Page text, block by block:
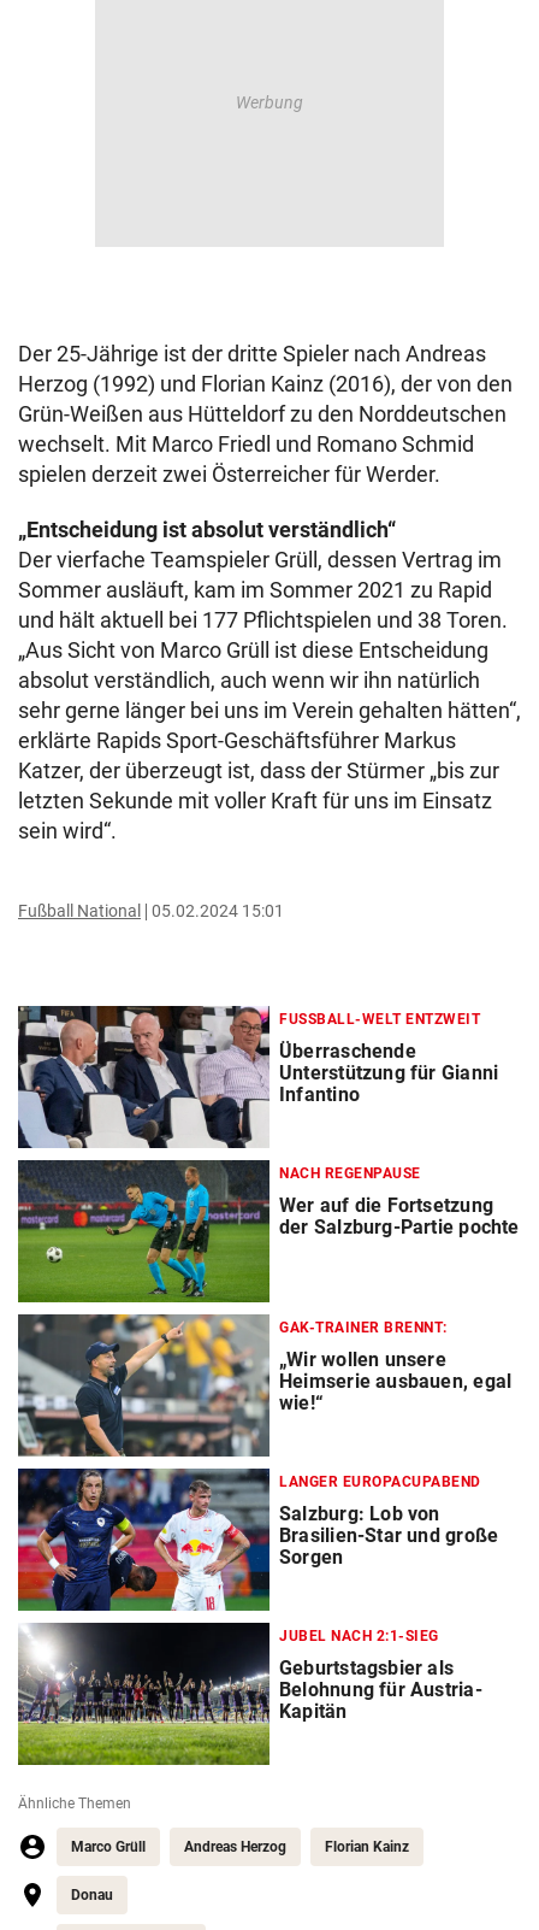
Der 25-Jährige ist der dritte Spieler nach Andreas
Herzog (1992) und Florian Kainz (2016), der von den
Grün-Weißen aus Hütteldorf zu den Norddeutschen
wechselt. Mit Marco Friedl und Romano Schmid
spielen derzeit zwei Österreicher für Werder.
„Entscheidung ist absolut verständlich“
Der vierfache Teamspieler Grüll, dessen Vertrag im
Sommer ausläuft, kam im Sommer 2021 zu Rapid
und hält aktuell bei 177 Pflichtspielen und 38 Toren.
„Aus Sicht von Marco Grüll ist diese Entscheidung
absolut verständlich, auch wenn wir ihn natürlich
sehr gerne länger bei uns im Verein gehalten hätten“,
erklärte Rapids Sport-Geschäftsführer Markus
Katzer, der überzeugt ist, dass der Stürmer „bis zur
letzten Sekunde mit voller Kraft für uns im Einsatz
sein wird“.
Fußball National 05.02.2024 15:01
FUSSBALL-WELT ENTZWEIT
Überraschende
Unterstützung für Gianni
Infantino
NACH REGENPAUSE
Wer auf die Fortsetzung
der Salzburg-Partie pochte
GAK-TRAINER BRENNT:
„Wir wollen unsere
Heimserie ausbauen, egal
wie!“
LANGER EUROPACUPABEND
Salzburg: Lob von
Brasilien-Star und große
Sorgen
JUBEL NACH 2:1-SIEG
Geburtstagsbier als
Belohnung für Austria-
Kapitän
Ähnliche Themen
Marco Grüll Andreas Herzog Florian Kainz
Donau